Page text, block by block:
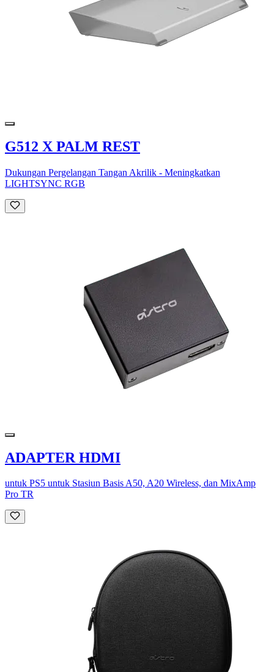
G512 X PALM REST
Dukungan Pergelangan Tangan Akrilik - Meningkatkan
LIGHTSYNC RGB
ADAPTER HDMI
untuk PS5 untuk Stasiun Basis A50, A20 Wireless, dan MixAmp
Pro TR